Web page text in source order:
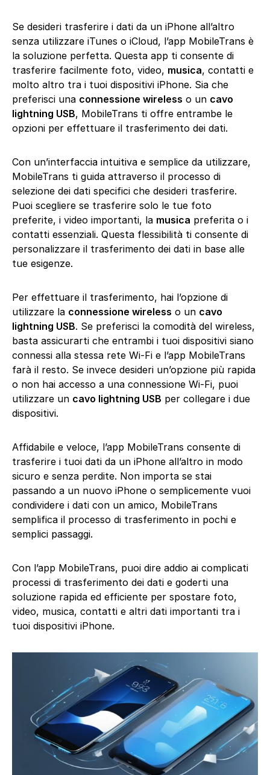
Se desideri trasferire i dati da un iPhone all’altro
senza utilizzare iTunes o iCloud, l’app MobileTrans è
la soluzione perfetta. Questa app ti consente di
trasferire facilmente foto, video, musica, contatti e
molto altro tra i tuoi dispositivi iPhone. Sia che
preferisci una connessione wireless o un cavo
lightning USB, MobileTrans ti offre entrambe le
opzioni per effettuare il trasferimento dei dati.
Con un’interfaccia intuitiva e semplice da utilizzare,
MobileTrans ti guida attraverso il processo di
selezione dei dati specifici che desideri trasferire.
Puoi scegliere se trasferire solo le tue foto
preferite, i video importanti, la musica preferita o i
contatti essenziali. Questa flessibilità ti consente di
personalizzare il trasferimento dei dati in base alle
tue esigenze.
Per effettuare il trasferimento, hai l’opzione di
utilizzare la connessione wireless o un cavo
lightning USB. Se preferisci la comodità del wireless,
basta assicurarti che entrambi i tuoi dispositivi siano
connessi alla stessa rete Wi-Fi e l’app MobileTrans
farà il resto. Se invece desideri un’opzione più rapida
o non hai accesso a una connessione Wi-Fi, puoi
utilizzare un cavo lightning USB per collegare i due
dispositivi.
Affidabile e veloce, l’app MobileTrans consente di
trasferire i tuoi dati da un iPhone all’altro in modo
sicuro e senza perdite. Non importa se stai
passando a un nuovo iPhone o semplicemente vuoi
condividere i dati con un amico, MobileTrans
semplifica il processo di trasferimento in pochi e
semplici passaggi.
Con l’app MobileTrans, puoi dire addio ai complicati
processi di trasferimento dei dati e goderti una
soluzione rapida ed efficiente per spostare foto,
video, musica, contatti e altri dati importanti tra i
tuoi dispositivi iPhone.